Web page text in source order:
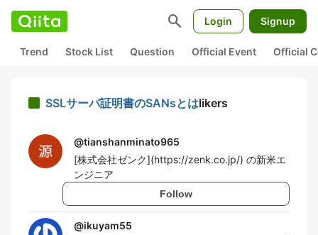
search Login Signup
Trend Stock List Question Official Event Official
SSLサーバ証明書のSANsとはlikers
@tianshanminato965
[株式会社ゼンク](https://zenk.co.jp/) の新米エ
ンジニア
Follow
@ikuyam55